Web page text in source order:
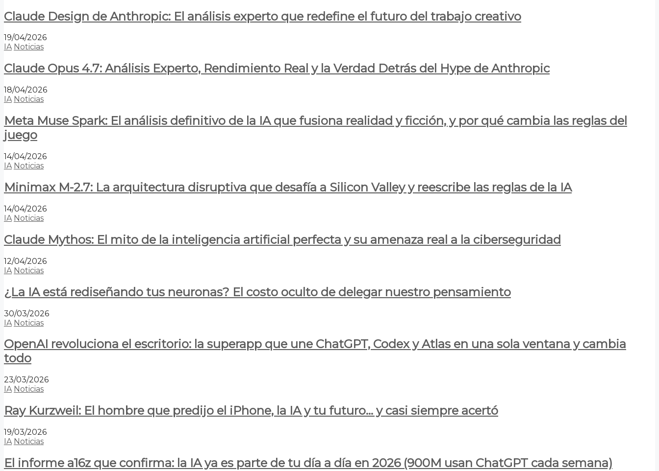
Claude Design de Anthropic: El análisis experto que redefine el futuro del trabajo creativo
19/04/2026
IA Noticias
Claude Opus 4.7: Análisis Experto, Rendimiento Real y la Verdad Detrás del Hype de Anthropic
18/04/2026
IA Noticias
Meta Muse Spark: El análisis definitivo de la IA que fusiona realidad y ficción, y por qué cambia las reglas del
juego
14/04/2026
IA Noticias
Minimax M-2.7: La arquitectura disruptiva que desafía a Silicon Valley y reescribe las reglas de la IA
14/04/2026
IA Noticias
Claude Mythos: El mito de la inteligencia artificial perfecta y su amenaza real a la ciberseguridad
12/04/2026
IA Noticias
¿La IA está rediseñando tus neuronas? El costo oculto de delegar nuestro pensamiento
30/03/2026
IA Noticias
OpenAI revoluciona el escritorio: la superapp que une ChatGPT, Codex y Atlas en una sola ventana y cambia
todo
23/03/2026
IA Noticias
Ray Kurzweil: El hombre que predijo el iPhone, la IA y tu futuro… y casi siempre acertó
19/03/2026
IA Noticias
El informe a16z que confirma: la IA ya es parte de tu día a día en 2026 (900M usan ChatGPT cada semana)